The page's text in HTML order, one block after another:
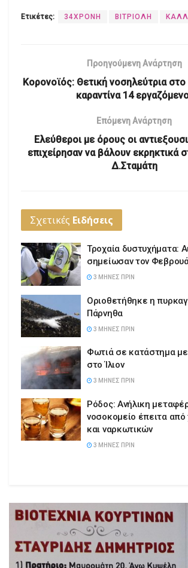
Ετικέτες: 34ΧΡΟΝΗ ΒΙΤΡΙΟΛΗ
Προηγούμενη Ανάρτηση
Κορονοϊός: Θετική νοσηλεύτρια
καραντίνα 14
Επόμενη Ανάρτηση
Ελεύθεροι με όρους οι
επιχείρησαν να βάλουν εκρηκτικά
Δ.Σταμάτη
Σχετικές Ειδήσεις
Τροχαία δυστυχήματα:
σημείωσαν τον
3 ΜΉΝΕΣ ΠΡΙΝ
Οριοθετήθηκε η
Πάρνηθα
3 ΜΉΝΕΣ ΠΡΙΝ
Φωτιά σε κατάστημα με
στο Ίλιον
3 ΜΉΝΕΣ ΠΡΙΝ
Ρόδος: Ανήλικη
νοσοκομείο έπειτα
και ναρκωτικών
3 ΜΉΝΕΣ ΠΡΙΝ